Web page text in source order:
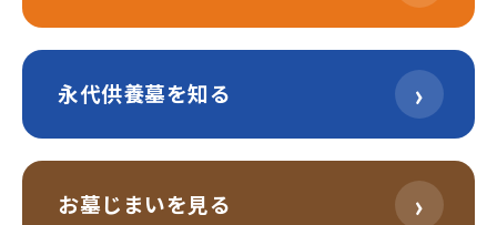
永代供養墓を知る ›
お墓じまいを見る ›